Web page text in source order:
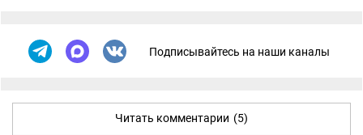
Подписывайтесь на наши каналы
Читать комментарии (5)